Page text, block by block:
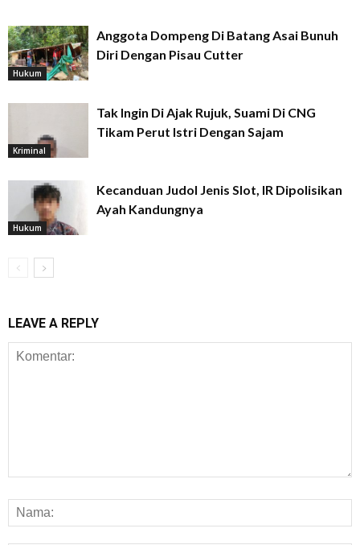
Hukum
Anggota Dompeng Di Batang Asai Bunuh
Diri Dengan Pisau Cutter
Kriminal
Tak Ingin Di Ajak Rujuk, Suami Di CNG
Tikam Perut Istri Dengan Sajam
Hukum
Kecanduan Judol Jenis Slot, IR Dipolisikan
Ayah Kandungnya
LEAVE A REPLY